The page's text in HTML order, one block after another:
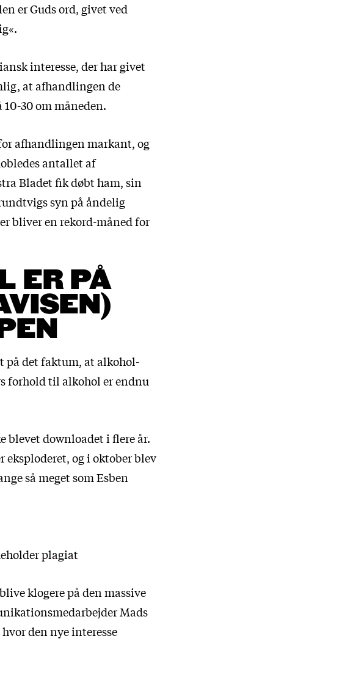
er Guds ord, givet ved
interesse, der har givet
at afhandlingen de
30 om måneden.
afhandlingen markant, og
antallet af
Bladet fik døbt ham, sin
syn på åndelig
bliver en rekord-måned for
ER PÅ
på det faktum, at alkohol-
forhold til alkohol er endnu
blevet downloadet i flere år.
eksploderet, og i oktober blev
så meget som Esben
plagiat
klogere på den massive
Mads
den nye interesse